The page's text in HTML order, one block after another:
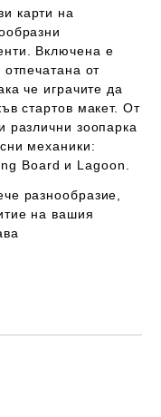
карти на
Включена е
отпечатана от
че играчите да
стартов макет. От
различни зоопарка
механики:
Board и Lagoon.
разнообразие,
на вашия